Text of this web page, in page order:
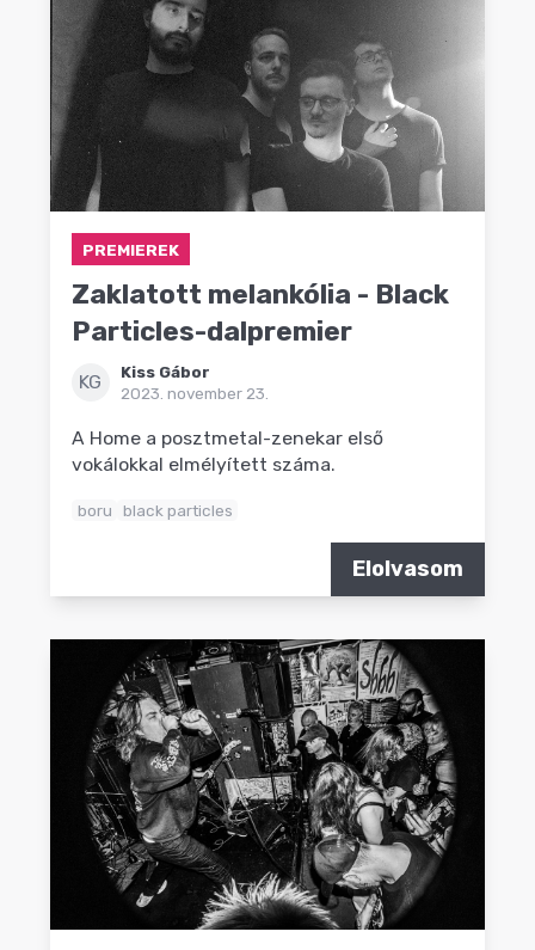
PREMIEREK
Zaklatott melankólia - Black
Particles-dalpremier
KG
Kiss Gábor
2023. november 23.
A Home a posztmetal-zenekar első
vokálokkal elmélyített száma.
boru black particles
Elolvasom